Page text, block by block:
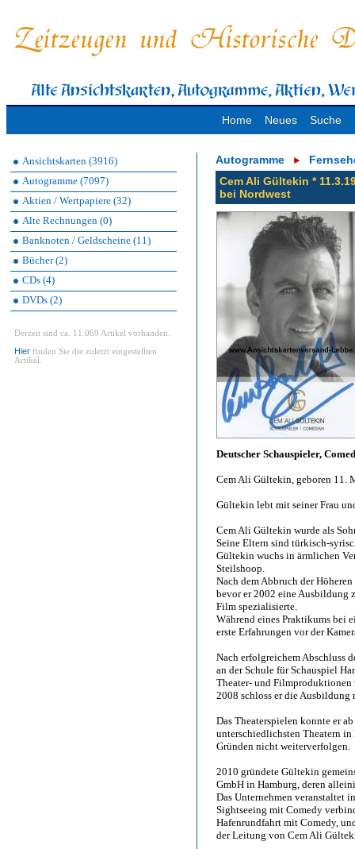
Home Neues Suche
Ansichtskarten (3916)
Autogramme (7097)
Aktien / Wertpapiere (32)
Alte Rechnungen (0)
Banknoten / Geldscheine (11)
Bücher (2)
CDs (4)
DVDs (2)
Derzeit sind ca. 11.069 Artikel vorhanden.
Hier finden Sie die zuletzt eingestellten
Artikel.
Autogramme
Cem Ali Gültekin *
bei Nordwest
Deutscher Schauspieler,
Cem Ali Gültekin, geboren 11.
Gültekin lebt mit seiner Frau
Cem Ali Gültekin wurde als
Seine Eltern sind türkisch-
Gültekin wuchs in ärmlichen
Steilshoop.
Nach dem Abbruch der
bevor er 2002 eine Ausbildung
Film spezialisierte.
Während eines Praktikums bei
erste Erfahrungen vor der
Nach erfolgreichem Abschluss
an der Schule für Schauspiel
Theater- und Filmproduktionen
2008 schloss er die Ausbildung
Das Theaterspielen konnte er
unterschiedlichsten Theatern
Gründen nicht weiterverfolgen.
2010 gründete Gültekin
GmbH in Hamburg, deren
Das Unternehmen veranstaltet
Sightseeing mit Comedy
Hafenrundfahrt mit Comedy,
der Leitung von Cem Ali